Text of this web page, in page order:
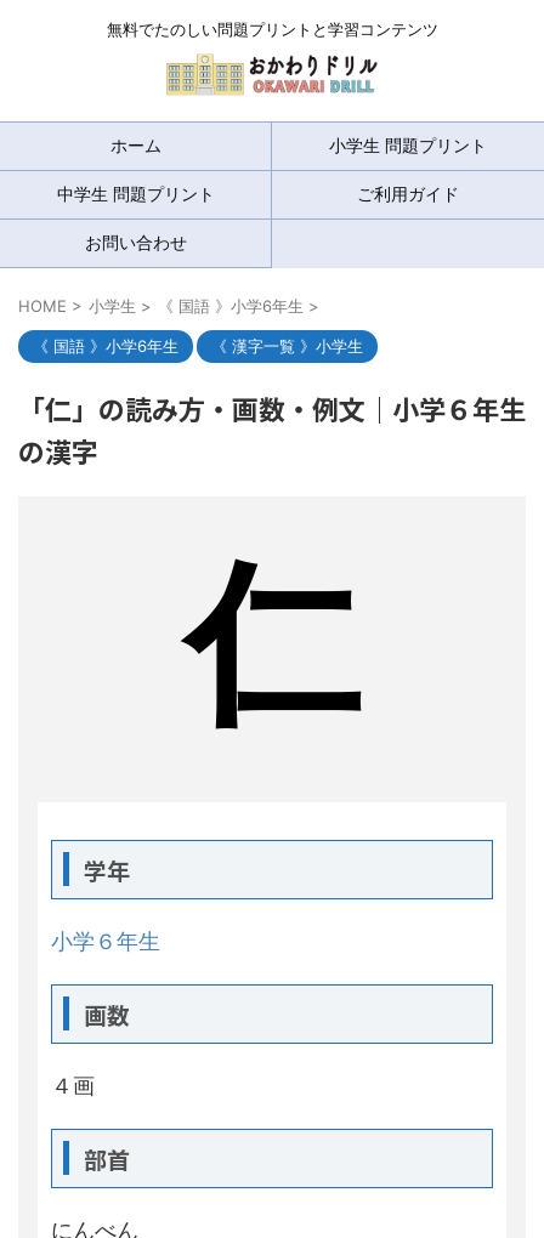
無料でたのしい問題プリントと学習コンテンツ
ホーム 小学生 問題プリント
中学生 問題プリント ご利用ガイド
お問い合わせ
HOME > 小学生 > 《 国語 》小学6年生 >
《 国語 》小学6年生 《 漢字一覧 》小学生
「仁」の読み方・画数・例文｜小学６年生
の漢字
仁
学年
小学６年生
画数
４画
部首
にんべん